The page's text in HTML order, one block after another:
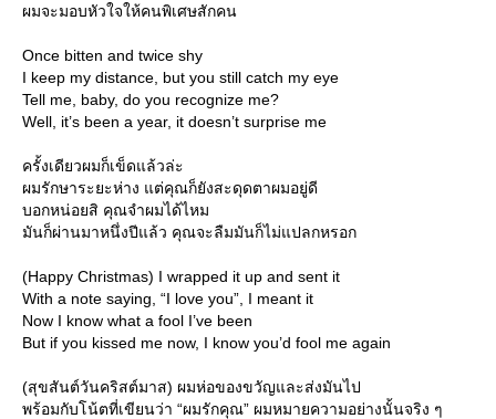
ผมจะมอบหัวใจให้คนพิเศษสักคน
Once bitten and twice shy
I keep my distance, but you still catch my eye
Tell me, baby, do you recognize me?
Well, it’s been a year, it doesn’t surprise me
ครั้งเดียวผมก็เข็ดแล้วล่ะ
ผมรักษาระยะห่าง แต่คุณก็ยังสะดุดตาผมอยู่ดี
บอกหน่อยสิ คุณจำผมได้ไหม
มันก็ผ่านมาหนึ่งปีแล้ว คุณจะลืมมันก็ไม่แปลกหรอก
(Happy Christmas) I wrapped it up and sent it
With a note saying, “I love you”, I meant it
Now I know what a fool I’ve been
But if you kissed me now, I know you’d fool me again
(สุขสันต์วันคริสต์มาส) ผมห่อของขวัญและส่งมันไป
พร้อมกับโน้ตที่เขียนว่า “ผมรักคุณ” ผมหมายความอย่างนั้นจริง ๆ